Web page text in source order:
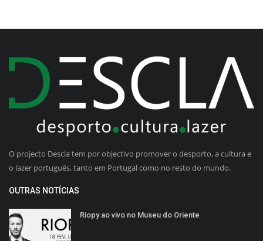
O projecto Descla tem por objectivo promover o desporto, a cultura e
o lazer português, tanto em Portugal como no resto do mundo.
OUTRAS NOTÍCIAS
Riopy ao vivo no Museu do Oriente